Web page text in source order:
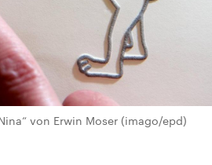
von Erwin Moser (imago/epd)